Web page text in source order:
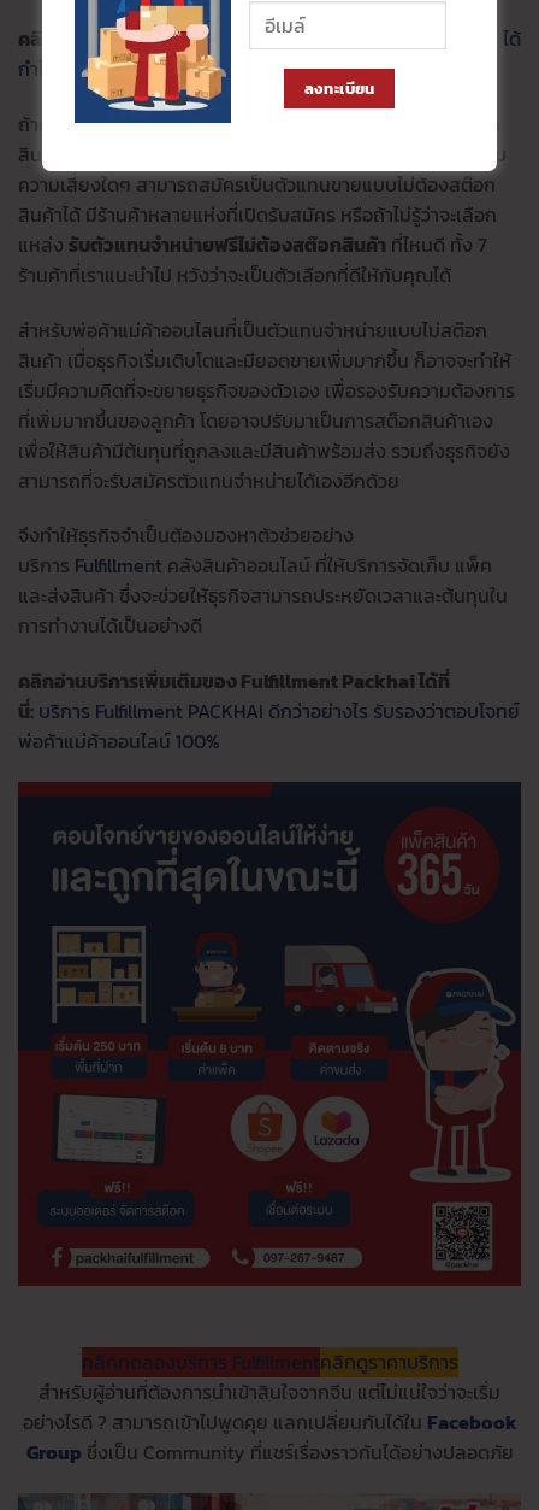
คลิกอ่านเพิ่มเติม:ธุรกิจ 10 อย่าง เปิดร้านขายอะไรดี ลงทุนน้อย ได้
กำไรดี Update ปีล่าสุด
ถ้าคุณอยากขายสินค้าออนไลน์ แต่ไม่อยากลงทุน ไม่อยากสต๊อก
สินค้า ไม่ชอบการบริหารจัดการสินค้าในสต๊อก ไม่ต้องการแบกรับ
ความเสี่ยงใดๆ สามารถสมัครเป็นตัวแทนขายแบบไม่ต้องสต๊อก
สินค้าได้ มีร้านค้าหลายแห่งที่เปิดรับสมัคร หรือถ้าไม่รู้ว่าจะเลือก
แหล่ง รับตัวแทนจำหน่ายฟรีไม่ต้องสต๊อกสินค้า ที่ไหนดี ทั้ง 7
ร้านค้าที่เราแนะนำไป หวังว่าจะเป็นตัวเลือกที่ดีให้กับคุณได้
สำหรับพ่อค้าแม่ค้าออนไลนที่เป็นตัวแทนจำหน่ายแบบไม่สต๊อก
สินค้า เมื่อธุรกิจเริ่มเติบโตและมียอดขายเพิ่มมากขึ้น ก็อาจจะทำให้
เริ่มมีความคิดที่จะขยายธุรกิจของตัวเอง เพื่อรองรับความต้องการ
ที่เพิ่มมากขึ้นของลูกค้า โดยอาจปรับมาเป็นการสต๊อกสินค้าเอง
เพื่อให้สินค้ามีต้นทุนที่ถูกลงและมีสินค้าพร้อมส่ง รวมถึงธุรกิจยัง
สามารถที่จะรับสมัครตัวแทนจำหน่ายได้เองอีกด้วย
จึงทำให้ธุรกิจจำเป็นต้องมองหาตัวช่วยอย่าง
บริการ Fulfillment คลังสินค้าออนไลน์ ที่ให้บริการจัดเก็บ แพ็ค
และส่งสินค้า ซึ่งจะช่วยให้ธุรกิจสามารถประหยัดเวลาและต้นทุนใน
การทำงานได้เป็นอย่างดี
คลิกอ่านบริการเพิ่มเติมของ Fulfillment Packhai ได้ที่
นี่: บริการ Fulfillment PACKHAI ดีกว่าอย่างไร รับรองว่าตอบโจทย์
พ่อค้าแม่ค้าออนไลน์ 100%
คลิกทดลองบริการ Fulfillmentคลิกดูราคาบริการ
สำหรับผู้อ่านที่ต้องการนำเข้าสินใจจากจีน แต่ไม่แน่ใจว่าจะเริ่ม
อย่างไรดี ? สามารถเข้าไปพูดคุย แลกเปลี่ยนกันได้ใน Facebook
Group ซึ่งเป็น Community ที่แชร์เรื่องราวกันได้อย่างปลอดภัย
ลงทะเบียน